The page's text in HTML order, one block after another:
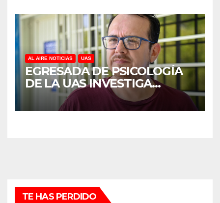
AL AIRE NOTICIAS UAS
EGRESADA DE PSICOLOGÍA
DE LA UAS INVESTIGA
DUELO ANTICIPADO Y
SOBRECARGA EN
TE HAS PERDIDO